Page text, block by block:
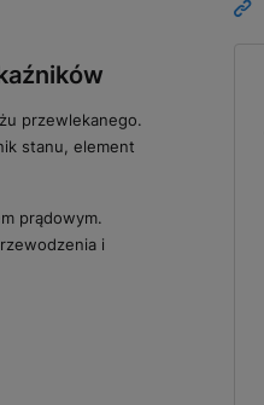
przewlekanego.
stanu, element
prądowym.
i